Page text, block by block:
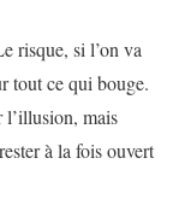
risque, si l’on va
tout ce qui bouge.
l’illusion, mais
à la fois ouvert